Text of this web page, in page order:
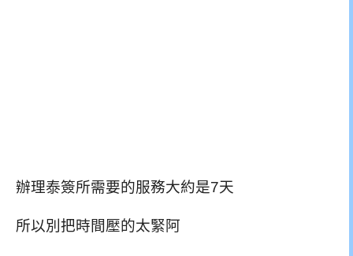
辦理泰簽所需要的服務大約是7天
所以別把時間壓的太緊阿